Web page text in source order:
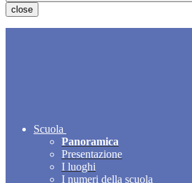
close
Scuola
Panoramica
Presentazione
I luoghi
I numeri della scuola